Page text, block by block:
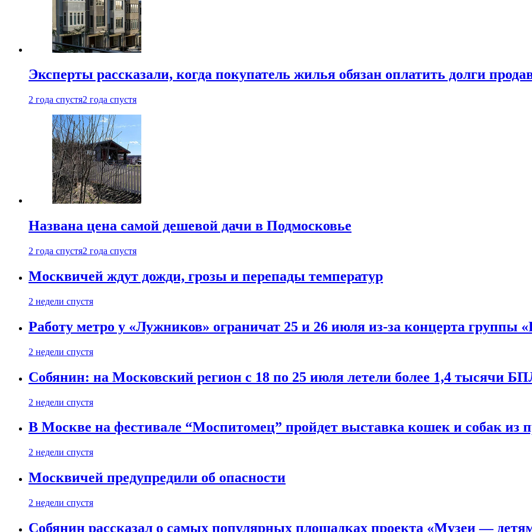
Эксперты рассказали, когда покупатель жилья обязан оплатить долги
2 года спустя2 года спустя
Названа цена самой дешевой дачи в Подмосковье
2 года спустя2 года спустя
Москвичей ждут дожди, грозы и перепады температур
2 недели спустя
Работу метро у «Лужников» ограничат 25 и 26 июля из-за концерта группы
2 недели спустя
Собянин: на Московский регион с 18 по 25 июля летели более 1,4 тысячи
2 недели спустя
В Москве на фестивале “Моспитомец” пройдет выставка кошек и собак из
2 недели спустя
Москвичей предупредили об опасности
2 недели спустя
Собянин рассказал о самых популярных площадках проекта «Музеи —